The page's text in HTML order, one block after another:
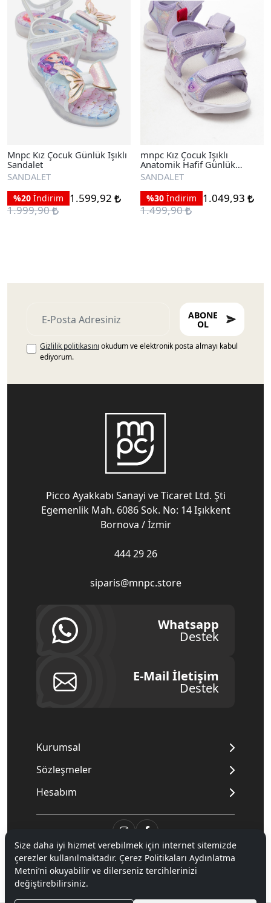
Mnpc Kız Çocuk Günlük Işıklı
Sandalet
SANDALET
%20 İndirim
1.599,92
1.999,90
mnpc Kız Çocuk Işıklı
Anatomik Hafif Günlük
Sandalet
SANDALET
%30 İndirim
1.049,93
1.499,90
ABONE
OL
Gizlilik politikasını okudum ve elektronik posta almayı kabul
ediyorum.
Picco Ayakkabı Sanayi ve Ticaret Ltd. Şti
Egemenlik Mah. 6086 Sok. No: 14 Işıkkent
Bornova / İzmir
444 29 26
siparis@mnpc.store
Whatsapp
Destek
E-Mail İletişim
Destek
Kurumsal
Sözleşmeler
Hesabım
© 2020Mnpc. Tüm hakları saklıdır.
Size daha iyi hizmet verebilmek için internet sitemizde
çerezler kullanılmaktadır. Çerez Politikaları Aydınlatma
Metni’ni okuyabilir ve dilerseniz tercihlerinizi
değiştirebilirsiniz.